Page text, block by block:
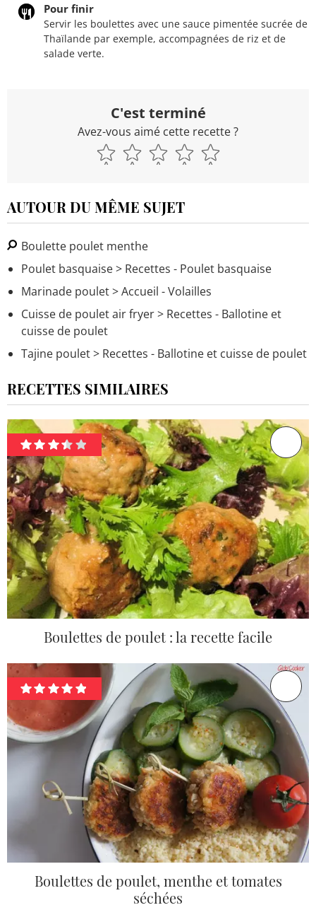
Pour finir
Servir les boulettes avec une sauce pimentée sucrée de
Thaïlande par exemple, accompagnées de riz et de
salade verte.
C'est terminé
Avez-vous aimé cette recette ?
AUTOUR DU MÊME SUJET
Boulette poulet menthe
Poulet basquaise> Recettes - Poulet basquaise
Marinade poulet> Accueil - Volailles
Cuisse de poulet air fryer> Recettes - Ballotine et
cuisse de poulet
Tajine poulet> Recettes - Ballotine et cuisse de poulet
RECETTES SIMILAIRES
Boulettes de poulet : la recette facile
Boulettes de poulet, menthe et tomates
séchées